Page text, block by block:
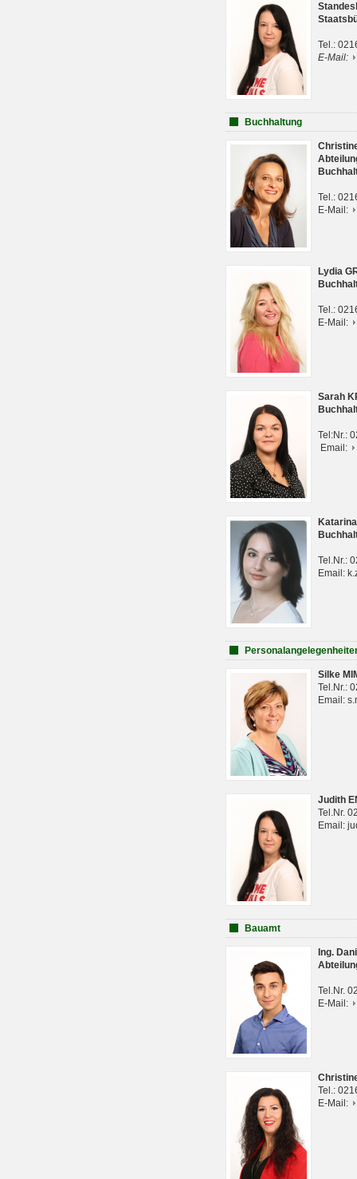
Tel.:
E-Mail:
Buchhaltung
Tel.:
E-Mail:
Lydia
Tel.:
E-Mail:
Sarah
Tel:Nr.:
Email:
Tel.Nr.:
Email:
Silke
Tel.Nr.:
Email:
Judith
Tel.Nr.
Email:
Bauamt
Ing.
Tel.Nr.
E-Mail:
Tel.:
E-Mail: